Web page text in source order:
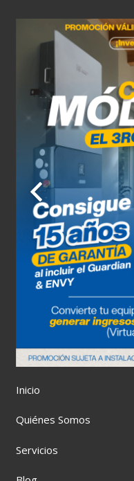
14 de agosto
Viernes
15 de agosto
Sábado
16 de agosto
Domingo
Inicio
Quiénes Somos
Servicios